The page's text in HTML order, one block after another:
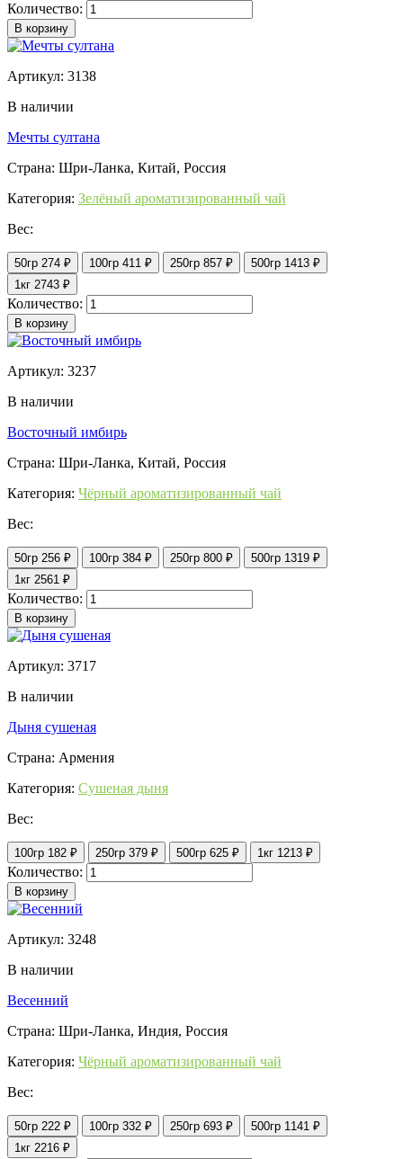
Количество:
В корзину
Артикул: 3138
В наличии
Мечты султана
Страна: Шри-Ланка, Китай, Россия
Категория: Зелёный ароматизированный чай
Вес:
50гр 274 ₽ 100гр 411 ₽ 250гр 857 ₽ 500гр 1413 ₽
1кг 2743 ₽
Количество:
В корзину
Артикул: 3237
В наличии
Восточный имбирь
Страна: Шри-Ланка, Китай, Россия
Категория: Чёрный ароматизированный чай
Вес:
50гр 256 ₽ 100гр 384 ₽ 250гр 800 ₽ 500гр 1319 ₽
1кг 2561 ₽
Количество:
В корзину
Артикул: 3717
В наличии
Дыня сушеная
Страна: Армения
Категория: Сушеная дыня
Вес:
100гр 182 ₽ 250гр 379 ₽ 500гр 625 ₽ 1кг 1213 ₽
Количество:
В корзину
Артикул: 3248
В наличии
Весенний
Страна: Шри-Ланка, Индия, Россия
Категория: Чёрный ароматизированный чай
Вес:
50гр 222 ₽ 100гр 332 ₽ 250гр 693 ₽ 500гр 1141 ₽
1кг 2216 ₽